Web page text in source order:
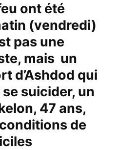
ont été
(vendredi)
pas une
mais un
d’Ashdod qui
suicider, un
47 ans,
de